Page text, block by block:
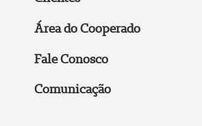
Área do Cooperado
Fale Conosco
Comunicação